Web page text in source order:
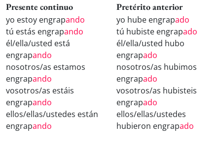
Presente continuo
yo estoy engrapando
tú estás engrapando
él/ella/usted está
engrapando
nosotros/as estamos
engrapando
vosotros/as estáis
engrapando
ellos/ellas/ustedes están
engrapando
Pretérito anterior
yo hube engrapado
tú hubiste engrapado
él/ella/usted hubo
engrapado
nosotros/as hubimos
engrapado
vosotros/as hubisteis
engrapado
ellos/ellas/ustedes
hubieron engrapado